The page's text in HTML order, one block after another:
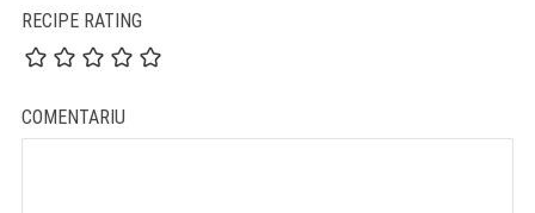
RECIPE RATING
COMENTARIU